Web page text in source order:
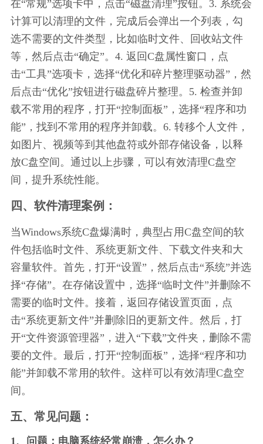
在“常规”选项卡中，点击“磁盘清理”按钮。3. 系统会
计算可以清理的文件，完成后会弹出一个列表，勾
选不需要的文件类型，比如临时文件、回收站文件
等，然后点击“确定”。4. 返回C盘属性窗口，点
击“工具”选项卡，选择“优化和碎片整理驱动器”，然
后点击“优化”按钮进行磁盘碎片整理。5. 检查并卸
载不常用的程序，打开“控制面板”，选择“程序和功
能”，找到不常用的程序并卸载。6. 转移个人文件，
如图片、视频等到其他盘符或外部存储设备，以释
放C盘空间。通过以上步骤，可以有效清理C盘空
间，提升系统性能。
四、软件清理案例：
当Windows系统C盘爆满时，典型占用C盘空间的软
件包括临时文件、系统更新文件、下载文件夹和大
容量软件。首先，打开“设置”，然后点击“系统”并选
择“存储”。在存储设置中，选择“临时文件”并删除不
需要的临时文件。接着，返回存储设置页面，点
击“系统更新文件”并删除旧的更新文件。然后，打
开“文件资源管理器”，进入“下载”文件夹，删除不需
要的文件。最后，打开“控制面板”，选择“程序和功
能”并卸载不常用的软件。这样可以有效清理C盘空
间。
五、常见问题：
1、问题：电脑系统经常崩溃，怎么办？